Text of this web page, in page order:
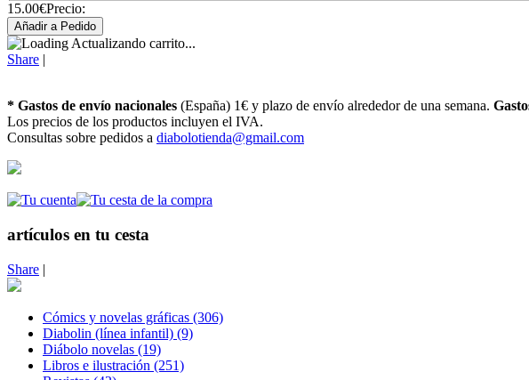
15.00€Precio:
Actualizando carrito...
Share
* Gastos de envío nacionales (España) 1€ y plazo de envío alrededor de una semana.
Los precios de los productos incluyen el IVA.
Consultas sobre pedidos a diabolotienda@gmail.com
artículos en tu cesta
Share |
Cómics y novelas gráficas (306)
Diabolin (línea infantil) (9)
Diábolo novelas (19)
Libros e ilustración (251)